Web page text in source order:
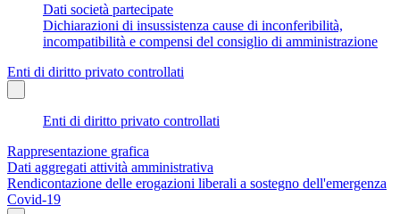
Dati società partecipate
Dichiarazioni di insussistenza cause di inconferibilità,
incompatibilità e compensi del consiglio di amministrazione
Enti di diritto privato controllati
Enti di diritto privato controllati
Rappresentazione grafica
Dati aggregati attività amministrativa
Rendicontazione delle erogazioni liberali a sostegno dell'emergenza
Covid-19